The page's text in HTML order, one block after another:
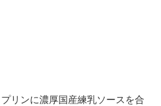
リンに濃厚国産練乳ソースを合